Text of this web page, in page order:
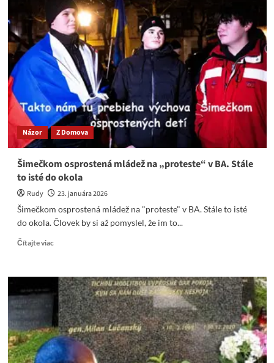
nevzdelanosť
Remišovej
&
Expertom
na
všetko
(a
nič)
Názor Z Domova
Šimečkom osprostená mládež na „proteste“ v BA. Stále
to isté do okola
Rudy
23. januára 2026
Šimečkom osprostená mládež na "proteste" v BA. Stále to isté
do okola. Človek by si až pomyslel, že im to...
Čítajte viacRead
Šimečkom
osprostená
mládež
na
„proteste“
v
BA.
Stále